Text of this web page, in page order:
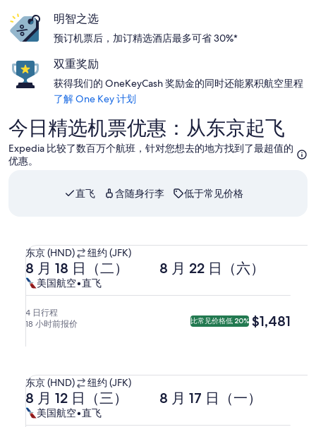
明智之选
预订机票后，加订精选酒店最多可省 30%*
双重奖励
获得我们的 OneKeyCash 奖励金的同时还能累积航空里程
了解 One Key 计划
今日精选机票优惠：从东京起飞
Expedia 比较了数百万个航班，针对您想去的地方找到了最超值的
优惠。
直飞 含随身行李 低于常见价格
从
东
京
(HND)
前
往
纽
(JFK)。
东京 (HND) 纽约 (JFK)
去
程
8
月
18
17:45
从
东
京
8 月 18 日（二）
返
8
20:00
纽
8 月 22 日（六）
美
国
航
空，
直
美国航空•直飞
美
国
航
空
4 日行程
18 小时前报价
比常见价格低 20% $1,481
$1,481
从
东
京
东京 (HND) 纽约 (JFK)
去
程
8 月 12 日（三）
返
8 月 17 日（一）
美美国航空•直飞
美